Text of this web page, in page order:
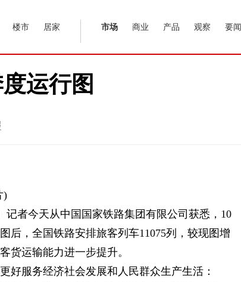
楼市 居家 市场 商业 产品 观察 要闻
运行图
)
者今天从中国国家铁路集团有限公司获悉，10
后，全国铁路安排旅客列车11075列，较现图增
货运输能力进一步提升。
好服务经济社会发展和人民群众生产生活：